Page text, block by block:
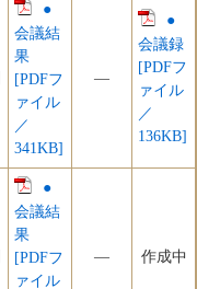
●
会議結
果
[PDFフ
ァイル
／
341KB]
―
●
会議録
[PDFフ
ァイル
／
136KB]
●
会議結
果
[PDFフ
ァイル
― 作成中